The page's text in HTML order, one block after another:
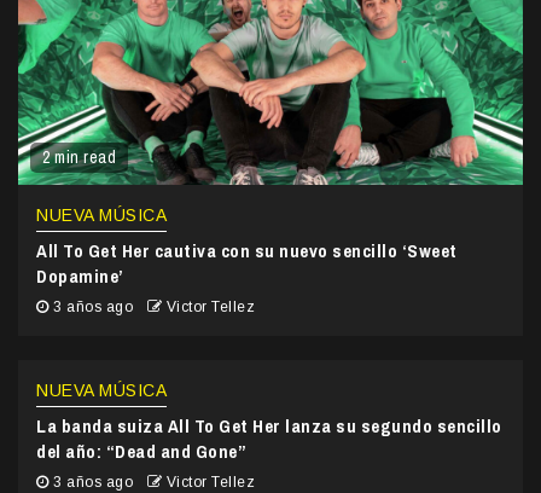
2 min read
NUEVA MÚSICA
All To Get Her cautiva con su nuevo sencillo ‘Sweet
Dopamine’
3 años ago Victor Tellez
NUEVA MÚSICA
La banda suiza All To Get Her lanza su segundo sencillo
del año: “Dead and Gone”
3 años ago Victor Tellez